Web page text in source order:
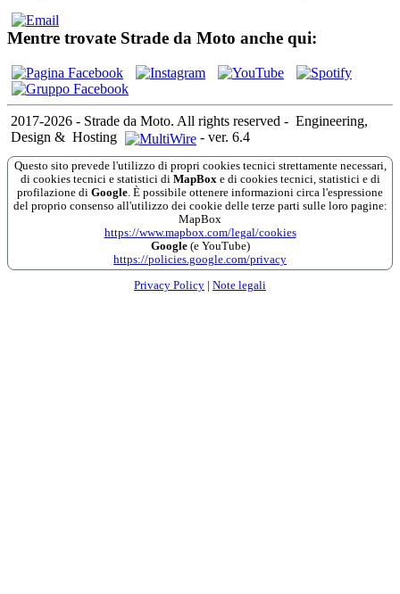
Mentre trovate Strade da Moto anche qui:
2017-2026 - Strade da Moto. All rights reserved - Engineering,
Design & Hosting - ver. 6.4
Questo sito prevede l'utilizzo di propri cookies tecnici strettamente necessari,
di cookies tecnici e statistici di MapBox e di cookies tecnici, statistici e di
profilazione di Google . È possibile ottenere informazioni circa l'espressione
del proprio consenso all'utilizzo dei cookie delle terze parti sulle loro pagine:
MapBox
https://www.mapbox.com/legal/cookies
Google(e YouTube)
https://policies.google.com/privacy
Privacy Policy | Note legali